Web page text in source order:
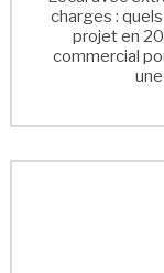
charges :
projet en
commercial